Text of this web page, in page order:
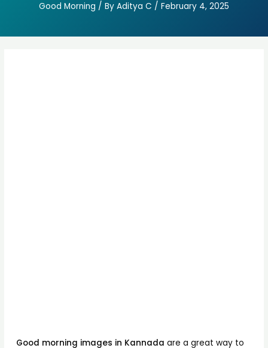
Good Morning / By Aditya C / February 4, 2025
Good morning images in Kannada are a great way to